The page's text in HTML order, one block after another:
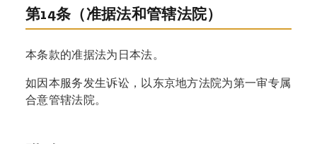
第14条（准据法和管辖法院）
本条款的准据法为日本法。
如因本服务发生诉讼，以东京地方法院为第一审专属
合意管辖法院。